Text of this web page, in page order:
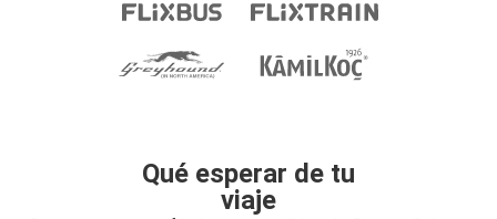
Qué esperar de tu
viaje